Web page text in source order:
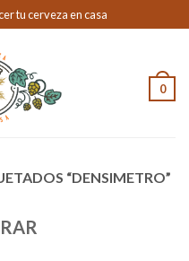
tu cerveza en casa
0
“DENSIMETRO”